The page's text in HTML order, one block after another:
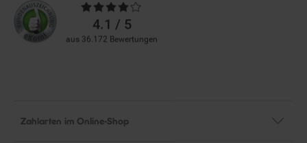
Durchschnittliche
Bewertungen4.1 / 5
aus 36.172 Bewertungen